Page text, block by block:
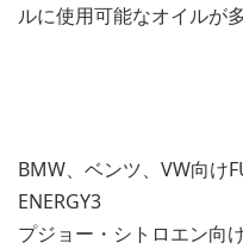
ルに使用可能なオイルが
BMW、ベンツ、VW向け
ENERGY3
プジョー・シトロエン向